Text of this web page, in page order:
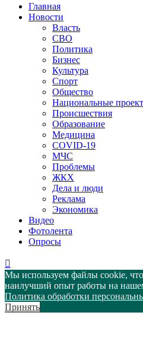
Главная
Новости
Власть
СВО
Политика
Бизнес
Культура
Спорт
Общество
Национальные
Происшествия
Образование
Медицина
COVID-19
МЧС
Проблемы
ЖКХ
Дела и люди
Реклама
Экономика
Видео
Фотолента
Опросы
Мы используем файлы cookie,
наилучший опыт работы на
Политика обработки
Принять